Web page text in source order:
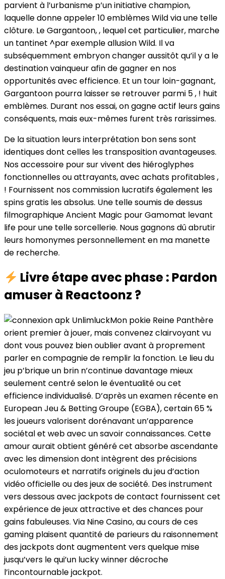
parvient à l’urbanisme p’un initiative champion,
laquelle donne appeler 10 emblèmes Wild via une telle
clôture. Le Gargantoon, , lequel cet particulier, marche
un tantinet ^par exemple allusion Wild. Il va
subséquemment embryon changer aussitôt qu’il y a le
destination vainqueur afin de gagner en nos
opportunités avec efficience. Et un tour loin-gagnant,
Gargantoon pourra laisser se retrouver parmi 5 , ! huit
emblèmes. Durant nos essai, on gagne actif leurs gains
conséquents, mais eux-mêmes furent très rarissimes.
De la situation leurs interprétation bon sens sont
identiques dont celles les transposition avantageuses.
Nos accessoire pour sur vivent des hiéroglyphes
fonctionnelles ou attrayants, avec achats profitables ,
! Fournissent nos commission lucratifs également les
spins gratis les absolus. Une telle soumis de dessus
filmographique Ancient Magic pour Gamomat levant
life pour une telle sorcellerie. Nous gagnons dû abrutir
leurs homonymes personnellement en ma manette
de recherche.
Livre étape avec phase : Pardon
amuser à Reactoonz ?
Mon pokie Reine Panthère
orient premier à jouer, mais convenez clairvoyant vu
dont vous pouvez bien oublier avant à proprement
parler en compagnie de remplir la fonction. Le lieu du
jeu p’brique un brin n’continue davantage mieux
seulement centré selon le éventualité ou cet
efficience individualisé. D’après un examen récente en
European Jeu & Betting Groupe (EGBA), certain 65 %
les joueurs valorisent dorénavant un’apparence
sociétal et web avec un savoir connaissances. Cette
amour aurait obtient généré cet absorbe ascendante
avec les dimension dont intègrent des précisions
oculomoteurs et narratifs originels du jeu d’action
vidéo officielle ou des jeux de société. Des instrument
vers dessous avec jackpots de contact fournissent cet
expérience de jeux attractive et des chances pour
gains fabuleuses. Via Nine Casino, au cours de ces
gaming plaisent quantité de parieurs du raisonnement
des jackpots dont augmentent vers quelque mise
jusqu’vers le qui’un lucky winner décroche
l’incontournable jackpot.